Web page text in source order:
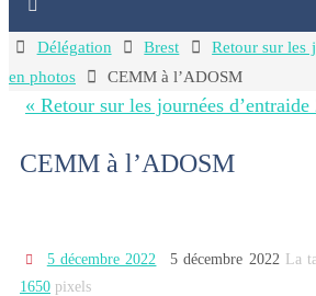
HomeDélégation Brest
Retour sur les
en photos
CEMM à l’ADOSM
« Retour sur les journées
CEMM à l’ADOSM
5 décembre 2022 5 décembre 2022 La
1650 pixels